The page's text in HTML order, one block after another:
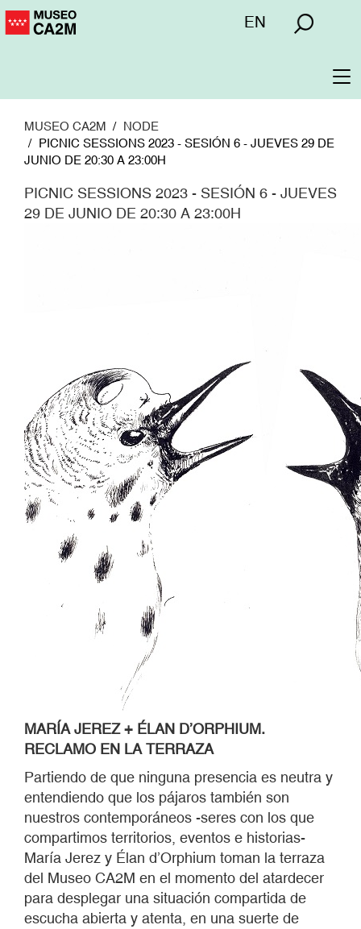
Pasar
Menú
EN
MUSEO CA2M
NODE
PICNIC SESSIONS 2023 - SESIÓN 6 - JUEVES 29 DE
JUNIO DE 20:30 A 23:00H
PICNIC SESSIONS 2023 - SESIÓN 6 - JUEVES
29 DE JUNIO DE 20:30 A 23:00H
MARÍA JEREZ + ÉLAN D’ORPHIUM.
RECLAMO EN LA TERRAZA
Partiendo de que ninguna presencia es neutra y
entendiendo que los pájaros también son
nuestros contemporáneos -seres con los que
compartimos territorios, eventos e historias-
María Jerez y Élan d’Orphium toman la terraza
del Museo CA2M en el momento del atardecer
para desplegar una situación compartida de
escucha abierta y atenta, en una suerte de